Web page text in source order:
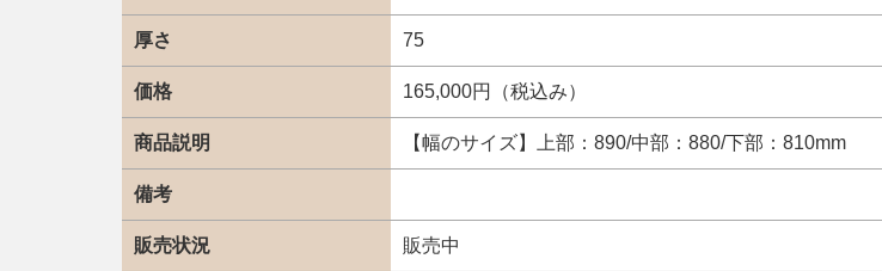
厚さ 75
価格 165,000円（税込み）
商品説明 【幅のサイズ】上部：890/中部：880/下部：810mm
備考
販売状況 販売中